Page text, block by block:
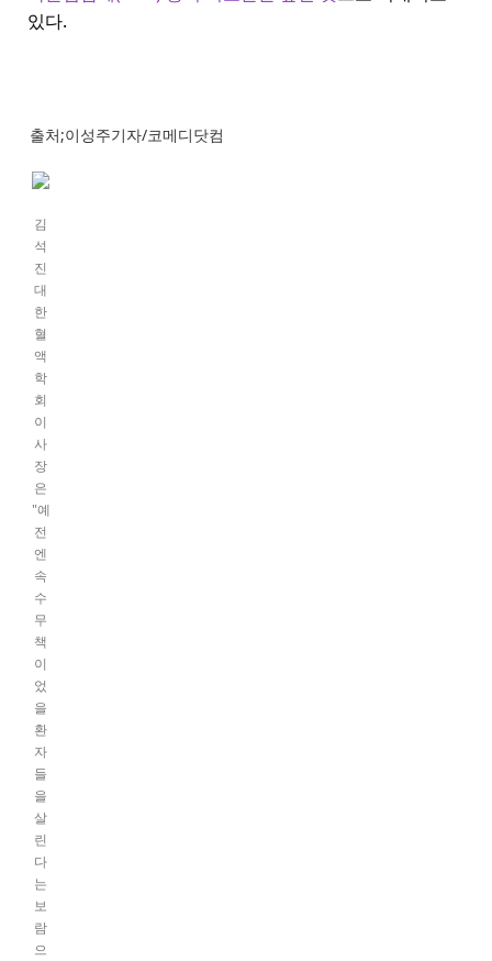
있다.
출처;이성주기자/코메디닷컴
김
석
진
대
한
혈
액
학
회
이
사
장
은
"예
전
엔
속
수
무
책
이
었
을
환
자
들
을
살
린
다
는
보
람
으